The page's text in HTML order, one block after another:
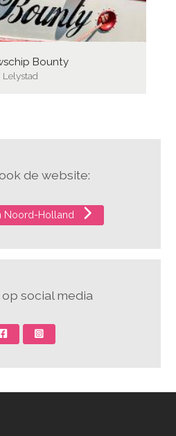
Bounty
Lelystad
de website:
Noord-Holland
social media